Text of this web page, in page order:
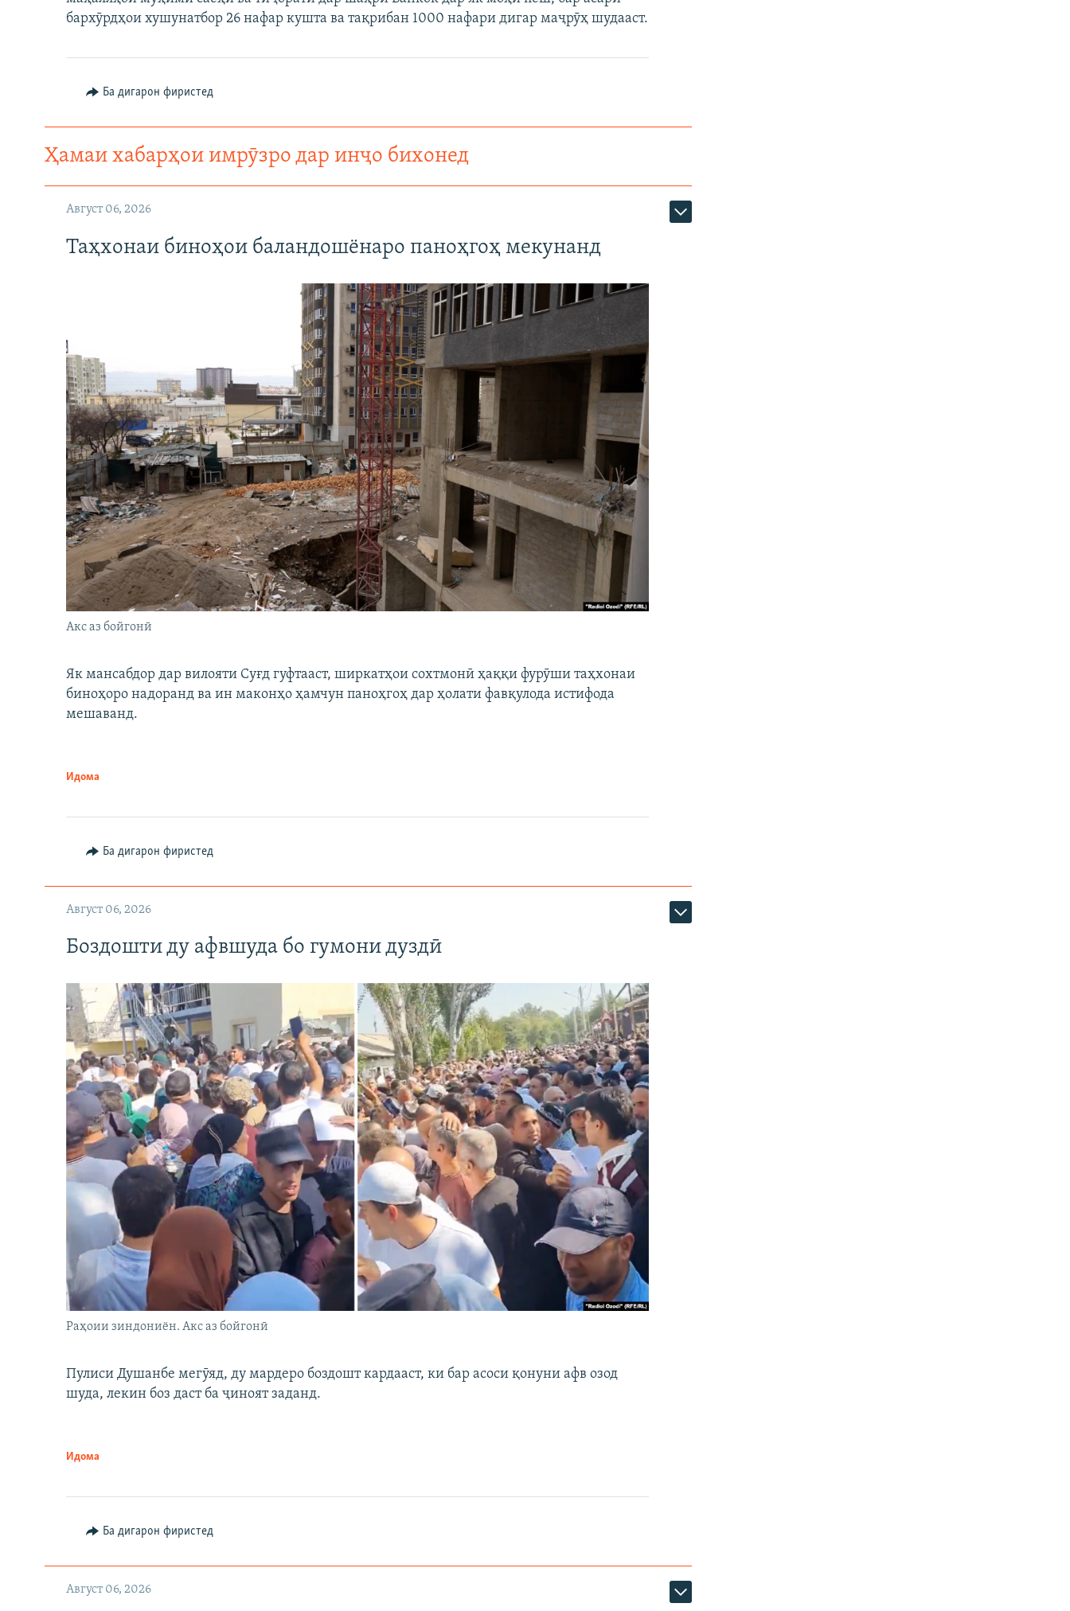
бархӯрдҳои хушунатбор 26 нафар кушта ва тақрибан 1000 нафари дигар маҷрӯҳ шудааст.
Ба дигарон фиристед
Ҳамаи хабарҳои имрӯзро дар инҷо бихонед
Август 06, 2026
Таҳхонаи биноҳои баландошёнаро паноҳгоҳ мекунанд
Акс аз бойгонӣ
Як мансабдор дар вилояти Суғд гуфтааст, ширкатҳои сохтмонӣ ҳаққи фурӯши таҳхонаи
биноҳоро надоранд ва ин маконҳо ҳамчун паноҳгоҳ дар ҳолати фавқулода истифода
мешаванд.
Идома
Ба дигарон фиристед
Август 06, 2026
Боздошти ду афвшуда бо гумони дуздӣ
Раҳоии зиндониён. Акс аз бойгонӣ
Пулиси Душанбе мегӯяд, ду мардеро боздошт кардааст, ки бар асоси қонуни афв озод
шуда, лекин боз даст ба ҷиноят заданд.
Идома
Ба дигарон фиристед
Август 06, 2026